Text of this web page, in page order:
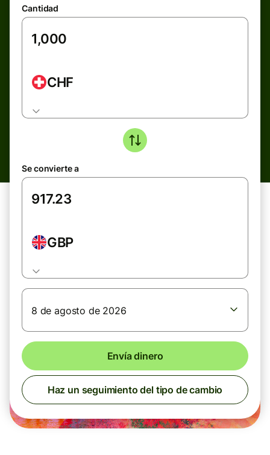
Cantidad
CHF
Se convierte a
GBP
8 de agosto de 2026
Envía dinero
Haz un seguimiento del tipo de cambio